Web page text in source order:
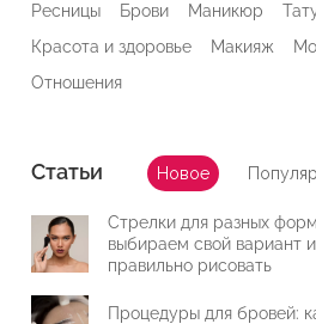
Ресницы Брови Маникюр
Красота и здоровье
Макияж
Отношения
Статьи Новое
Стрелки для разных форм
выбираем свой вариант
правильно рисовать
Процедуры для бровей: